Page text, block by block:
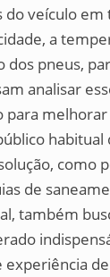
do veículo
a
dos pneus,
analisar
para
habitual
como
de
também
experiência